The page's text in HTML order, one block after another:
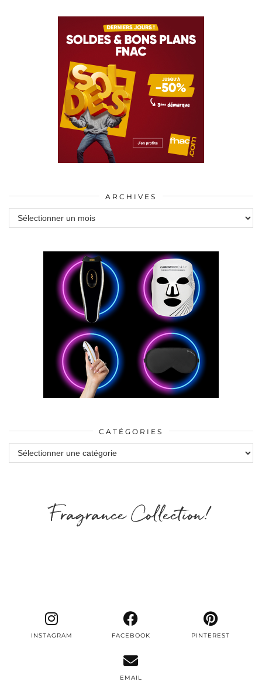
ARCHIVES
Archives
CATÉGORIES
Catégories
Fragrance Collection!
INSTAGRAM FACEBOOK PINTEREST
EMAIL